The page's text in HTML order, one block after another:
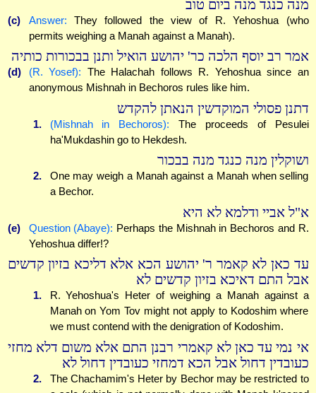
מנה כנגד מנה ביום טוב
(c) Answer: They followed the view of R. Yehoshua (who
permits weighing a Manah against a Manah).
אמר רב יוסף הלכה כר' יהושע הואיל ותנן בבכורות כותיה
(d) (R. Yosef): The Halachah follows R. Yehoshua since an
anonymous Mishnah in Bechoros rules like him.
דתנן פסולי המוקדשין הנאתן להקדש
1. (Mishnah in Bechoros): The proceeds of Pesulei
ha'Mukdashin go to Hekdesh.
ושוקלין מנה כנגד מנה בבכור
2.
One may weigh a Manah against a Manah when selling
a Bechor.
א"ל אביי ודלמא לא היא
(e) Question (Abaye): Perhaps the Mishnah in Bechoros and R.
Yehoshua differ!?
עד כאן לא קאמר ר' יהושע הכא אלא דליכא בזיון קדשים
אבל התם דאיכא בזיון קדשים לא
1.
R. Yehoshua's Heter of weighing a Manah against a
Manah on Yom Tov might not apply to Kodoshim where
we must contend with the denigration of Kodoshim.
אי נמי עד כאן לא קאמרי רבנן התם אלא משום דלא מחזי
כעובדין דחול אבל הכא דמחזי כעובדין דחול לא
2.
The Chachamim's Heter by Bechor may be restricted to